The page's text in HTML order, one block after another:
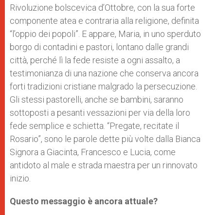
Rivoluzione bolscevica d’Ottobre, con la sua forte
componente atea e contraria alla religione, definita
“l’oppio dei popoli”. E appare, Maria, in uno sperduto
borgo di contadini e pastori, lontano dalle grandi
città, perché lì la fede resiste a ogni assalto, a
testimonianza di una nazione che conserva ancora
forti tradizioni cristiane malgrado la persecuzione.
Gli stessi pastorelli, anche se bambini, saranno
sottoposti a pesanti vessazioni per via della loro
fede semplice e schietta. “Pregate, recitate il
Rosario”, sono le parole dette più volte dalla Bianca
Signora a Giacinta, Francesco e Lucia, come
antidoto al male e strada maestra per un rinnovato
inizio.
Questo messaggio è ancora attuale?